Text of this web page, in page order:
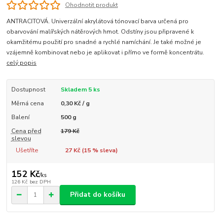
Ohodnotit produkt
ANTRACITOVÁ. Univerzální akrylátová tónovací barva určená pro
obarvování malířských nátěrových hmot. Odstíny jsou připravené k
okamžitému použití pro snadné a rychlé namíchání. Je také možné je
vzájemně kombinovat nebo je aplikovat i přímo ve formě koncentrátu.
celý popis
Dostupnost
Skladem 5 ks
Měrná cena
0,30 Kč / g
Balení
500 g
Cena před
slevou
179 Kč
Ušetříte 27 Kč (15% sleva)
152 Kč/ks
126 Kč bez DPH
Přidat do košíku